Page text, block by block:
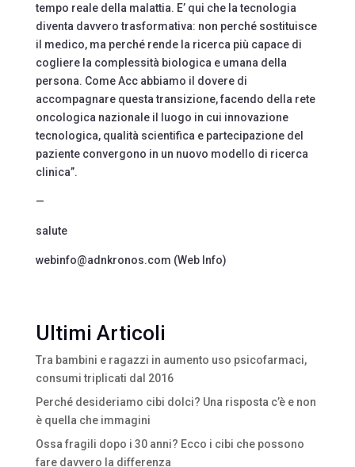
tempo reale della malattia. E’ qui che la tecnologia
diventa davvero trasformativa: non perché sostituisce
il medico, ma perché rende la ricerca più capace di
cogliere la complessità biologica e umana della
persona. Come Acc abbiamo il dovere di
accompagnare questa transizione, facendo della rete
oncologica nazionale il luogo in cui innovazione
tecnologica, qualità scientifica e partecipazione del
paziente convergono in un nuovo modello di ricerca
clinica”.
—
salute
webinfo@adnkronos.com (Web Info)
Ultimi Articoli
Tra bambini e ragazzi in aumento uso psicofarmaci,
consumi triplicati dal 2016
Perché desideriamo cibi dolci? Una risposta c’è e non
è quella che immagini
Ossa fragili dopo i 30 anni? Ecco i cibi che possono
fare davvero la differenza